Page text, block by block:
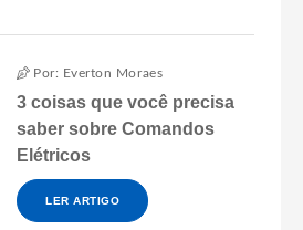
Por: Everton Moraes
3 coisas que você precisa
saber sobre Comandos
Elétricos
LER ARTIGO